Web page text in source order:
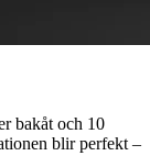
bakåt och 10
blir perfekt –